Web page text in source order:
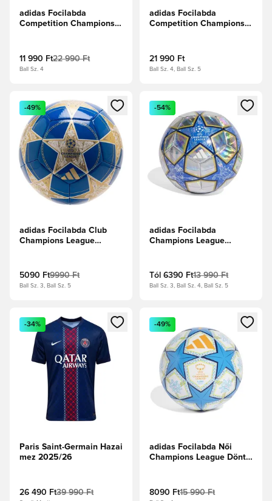
adidas Focilabda
Competition Champions
metál
11 990 Ft22 990 Ft
Ball Sz. 4
adidas Focilabda
Competition Champions
21 990 Ft
Ball Sz. 4, Ball Sz. 5
Megnyit egy modált a bejelentkezéshez vagy a tagként
-49%
adidas Focilabda Club
Champions League
5090 Ft9990 Ft
Ball Sz. 3, Ball Sz. 5
Megnyit egy modált a
-54%
adidas Focilabda
Champions League
Tól 6390 Ft13 990 Ft
Ball Sz. 3, Ball Sz. 4, Ball Sz. 5
Megnyit egy modált a bejelentkezéshez vagy a tagként
-34%
Paris Saint-Germain Hazai
mez 2025/26
26 490 Ft39 990 Ft
Megnyit egy modált a
-49%
adidas Focilabda Női
Champions League Döntő
égbolt
8090 Ft15 990 Ft